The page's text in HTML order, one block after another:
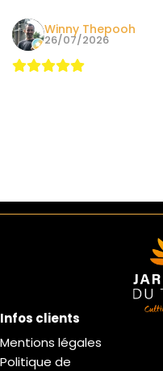
Winny Thepooh
26/07/2026
Infos clients
Mentions légales
Politique de